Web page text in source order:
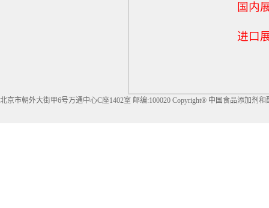
国内
进口
北京市朝外大街甲6号万通中心C座1402室 邮编:100020 Copyright® 中国食品添加剂和